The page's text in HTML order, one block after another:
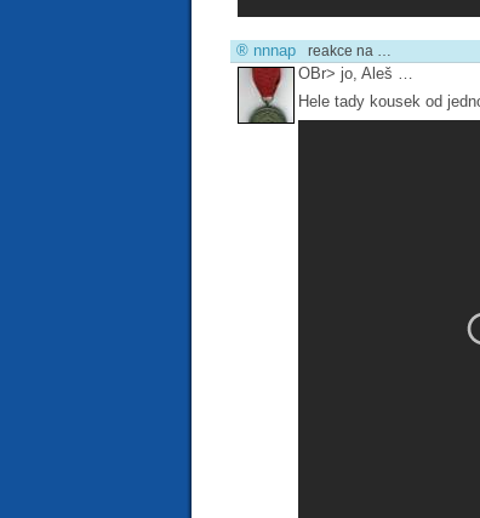
® nnnap reakce na …
OBr> jo, Aleš …
Hele tady kousek od